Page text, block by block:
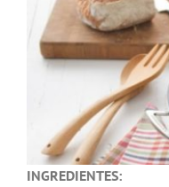
Noticias
Hazte Socio
Contactar
INGREDIENTES: